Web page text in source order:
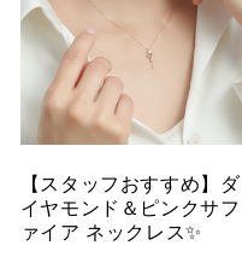
【スタッフおすすめ】ダ
イヤモンド＆ピンクサフ
ァイア ネックレス✨